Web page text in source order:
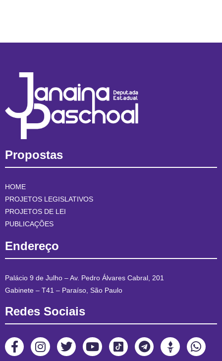
Propostas
HOME
PROJETOS LEGISLATIVOS
PROJETOS DE LEI
PUBLICAÇÕES
Endereço
Palácio 9 de Julho – Av. Pedro Álvares Cabral, 201
Gabinete – T41 – Paraíso, São Paulo
Redes Sociais